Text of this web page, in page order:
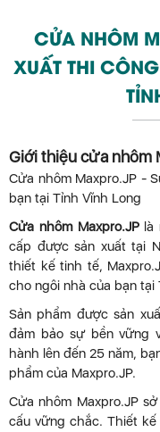
CỬA NHÔM
XUẤT THI
Giới thiệu cửa nhôm
Cửa nhôm Maxpro.JP -
bạn tại Tỉnh Vĩnh Long
Cửa nhôm Maxpro.JPlà
cấp được sản xuất tại
thiết kế tinh tế,
cho ngôi nhà của bạn tại
Sản phẩm được sản
đảm bảo sự bền vững
hành lên đến 25 năm,
phẩm của Maxpro.JP.
Cửa nhôm Maxpro.JP
cấu vững chắc. Thiết